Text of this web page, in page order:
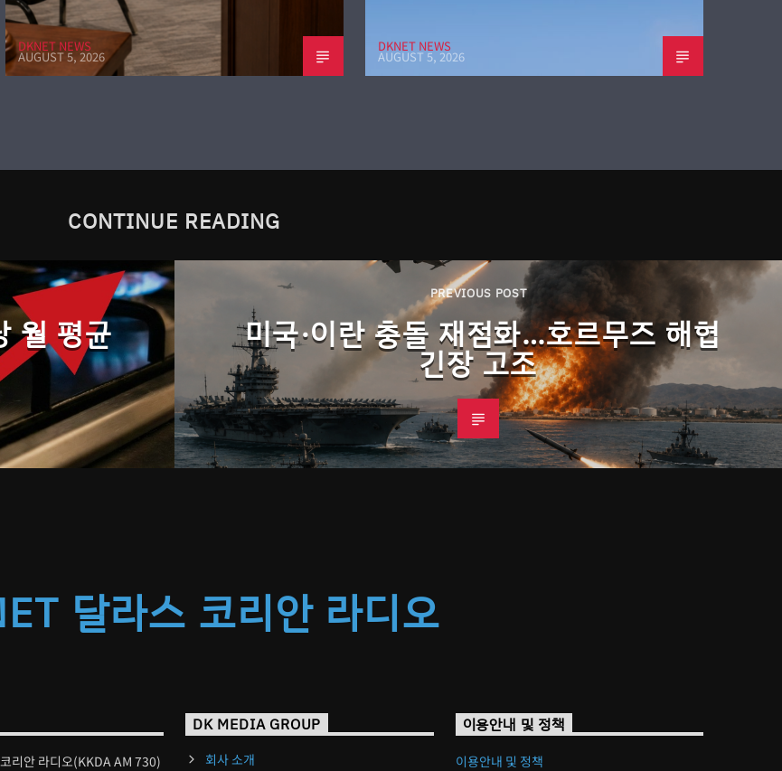
DKNET NEWS
AUGUST 5, 2026
DKNET NEWS
AUGUST 5, 2026
CONTINUE READING
월 평균
PREVIOUS POST
미국·이란 충돌 재점화…호르무즈 해협
긴장 고조
달라스 코리안 라디오
리안 라디오(KKDA AM 730)
DK MEDIA GROUP
회사 소개
이용안내 및 정책
이용안내 및 정책